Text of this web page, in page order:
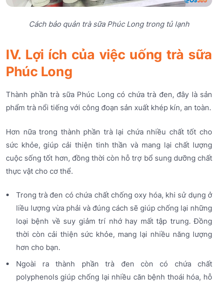
Cách bảo quản trà sữa Phúc Long trong tủ lạnh
IV. Lợi ích của việc uống trà sữa
Phúc Long
Thành phần trà sữa Phúc Long có chứa trà đen, đây là sản
phẩm trà nổi tiếng với công đoạn sản xuất khép kín, an toàn.
Hơn nữa trong thành phần trà lại chứa nhiều chất tốt cho
sức khỏe, giúp cải thiện tinh thần và mang lại chất lượng
cuộc sống tốt hơn, đồng thời còn hỗ trợ bổ sung dưỡng chất
thực vật cho cơ thể.
Trong trà đen có chứa chất chống oxy hóa, khi sử dụng ở
liều lượng vừa phải và đúng cách sẽ giúp chống lại những
loại bệnh về suy giảm trí nhớ hay mất tập trung. Đồng
thời còn cải thiện sức khỏe, mang lại nhiều năng lượng
hơn cho bạn.
Ngoài ra thành phần trà đen còn có chứa chất
polyphenols giúp chống lại nhiều căn bệnh thoái hóa, hỗ